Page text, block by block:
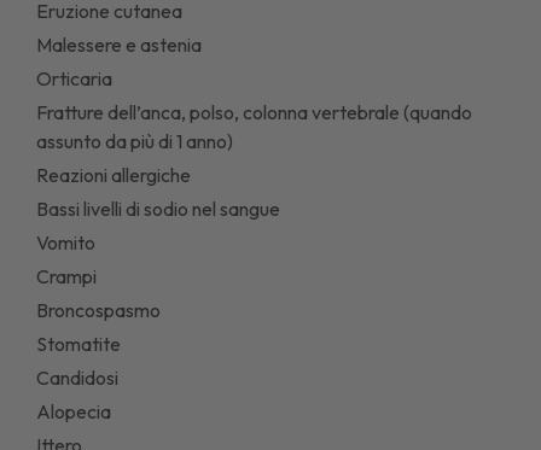
Eruzione cutanea
Malessere e astenia
Orticaria
Fratture dell’anca, polso, colonna vertebrale (quando
assunto da più di 1 anno)
Reazioni allergiche
Bassi livelli di sodio nel sangue
Vomito
Crampi
Broncospasmo
Stomatite
Candidosi
Alopecia
Ittero